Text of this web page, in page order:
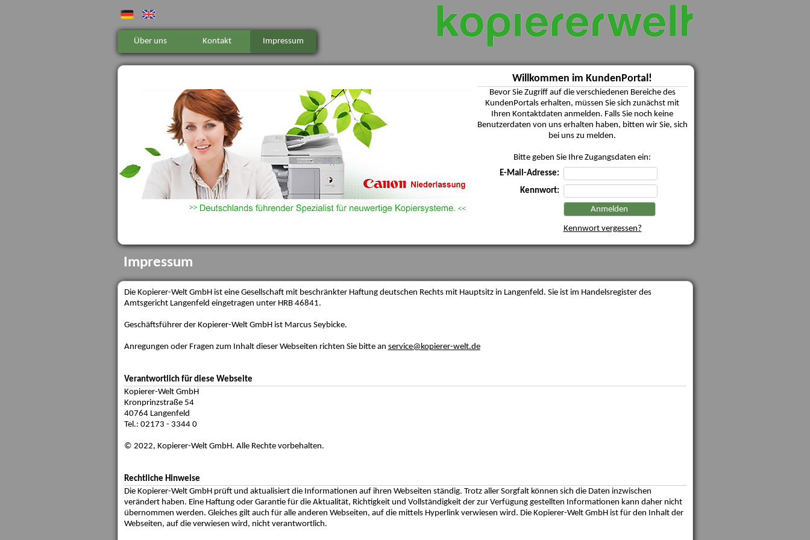
Über uns Kontakt Impressum
Willkommen im KundenPortal!
Bevor Sie Zugriff auf die verschiedenen Bereiche des
KundenPortals erhalten, müssen Sie sich zunächst mit
Ihren Kontaktdaten anmelden. Falls Sie noch keine
Benutzerdaten von uns erhalten haben, bitten wir Sie, sich
bei uns zu melden.
Bitte geben Sie Ihre Zugangsdaten ein:
E-Mail-Adresse:
Kennwort:
Kennwort vergessen?
Impressum
Die Kopierer-Welt GmbH ist eine Gesellschaft mit beschränkter Haftung deutschen Rechts mit Hauptsitz in Langenfeld. Sie ist im Handelsregister des
Amtsgericht Langenfeld eingetragen unter HRB 46841.
Geschäftsführer der Kopierer-Welt GmbH ist Marcus Seybicke.
Anregungen oder Fragen zum Inhalt dieser Webseiten richten Sie bitte an service@kopierer-welt.de
Verantwortlich für diese Webseite
Kopierer-Welt GmbH
Kronprinzstraße 54
40764 Langenfeld
Tel.: 02173 - 3344 0
© 2022, Kopierer-Welt GmbH. Alle Rechte vorbehalten.
Rechtliche Hinweise
Die Kopierer-Welt GmbH prüft und aktualisiert die Informationen auf ihren Webseiten ständig. Trotz aller Sorgfalt können sich die Daten inzwischen
verändert haben. Eine Haftung oder Garantie für die Aktualität, Richtigkeit und Vollständigkeit der zur Verfügung gestellten Informationen kann daher nicht
übernommen werden. Gleiches gilt auch für alle anderen Webseiten, auf die mittels Hyperlink verwiesen wird. Die Kopierer-Welt GmbH ist für den Inhalt der
Webseiten, auf die verwiesen wird, nicht verantwortlich.